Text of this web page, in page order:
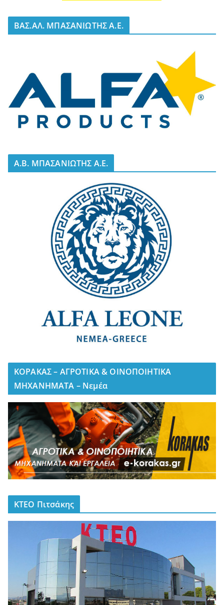
BΑΣ.ΑΛ. ΜΠΑΣΑΝΙΩΤΗΣ Α.Ε.
A.B. ΜΠΑΣΑΝΙΩΤΗΣ Α.Ε.
ΚΟΡΑΚΑΣ – ΑΓΡΟΤΙΚΑ & ΟΙΝΟΠΟΙΗΤΙΚΑ
ΜΗΧΑΝΗΜΑΤΑ – Νεμέα
ΚΤΕΟ Πιτσάκης